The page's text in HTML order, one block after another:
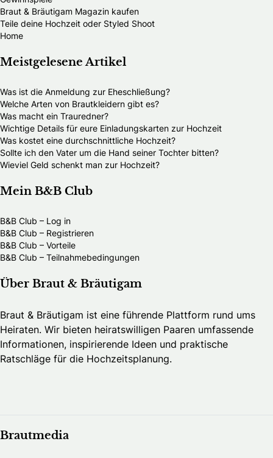
Braut & Bräutigam Magazin kaufen
Teile deine Hochzeit oder Styled Shoot
Home
Meistgelesene Artikel
Was ist die Anmeldung zur Eheschließung?
Welche Arten von Brautkleidern gibt es?
Was macht ein Trauredner?
Wichtige Details für eure Einladungskarten zur Hochzeit
Was kostet eine durchschnittliche Hochzeit?
Sollte ich den Vater um die Hand seiner Tochter bitten?
Wieviel Geld schenkt man zur Hochzeit?
Mein B&B Club
B&B Club – Log in
B&B Club – Registrieren
B&B Club – Vorteile
B&B Club – Teilnahmebedingungen
Über Braut & Bräutigam
Braut & Bräutigam ist eine führende Plattform rund ums
Heiraten. Wir bieten heiratswilligen Paaren umfassende
Informationen, inspirierende Ideen und praktische
Ratschläge für die Hochzeitsplanung.
Brautmedia